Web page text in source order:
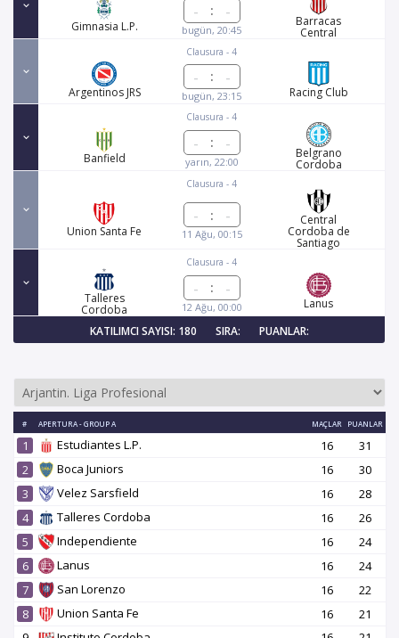
Gimnasia L.P.
:
bugün, 20:45
Barracas
Central
Clausura - 4
Argentinos JRS
:
bugün, 23:15 Racing Club
Clausura - 4
Banfield
:
yarın, 22:00
Belgrano
Cordoba
Clausura - 4
Union Santa Fe
:
11 Ağu, 00:15
Central
Cordoba de
Santiago
Clausura - 4
Talleres
Cordoba
:
12 Ağu, 00:00
Lanus
KATILIMCI SAYISI: 180
SIRA: PUANLAR:
# APERTURA - GROUP A MAÇLAR PUANLAR
1 Estudiantes L.P. 16
31
2
Boca Juniors 16
30
3
Velez Sarsfield 16
28
4
Talleres Cordoba 16
26
5
Independiente 16
24
6
Lanus 16
24
7
San Lorenzo 16
22
8
Union Santa Fe 16
21